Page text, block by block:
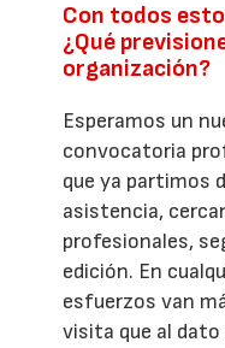
Con todos
¿Qué
organización?
Esperamos un
convocatoria
que ya partimos
asistencia,
profesionales,
edición. En
esfuerzos van
visita que al